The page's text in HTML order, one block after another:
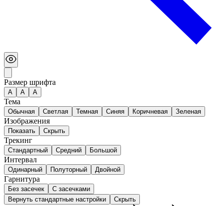
Размер шрифта
А A A
Тема
Обычная Светлая Темная Синяя Коричневая Зеленая
Изображения
Показать Скрыть
Трекинг
Стандартный Средний Большой
Интервал
Одинарный Полуторный Двойной
Гарнитура
Без засечек
С засечками
Вернуть стандартные настройки
Скрыть